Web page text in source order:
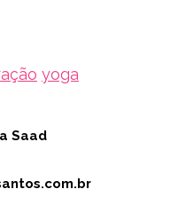
yoga
Saad